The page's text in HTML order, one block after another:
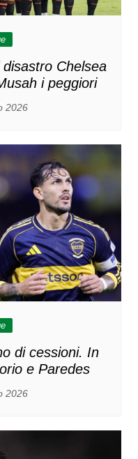
Chelsea
i peggiori
2026
di cessioni. In
e Paredes
2026